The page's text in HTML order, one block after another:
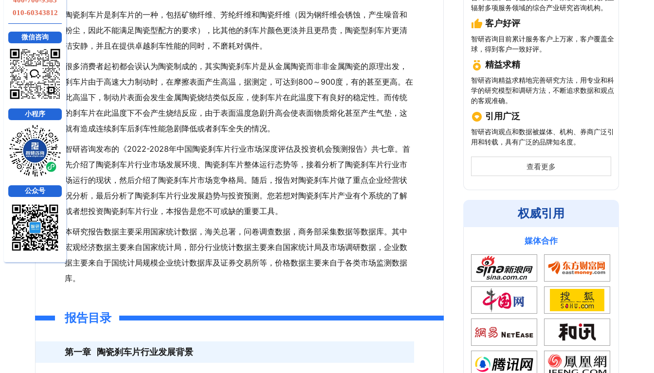
陶瓷刹车片是刹车片的一种，包括矿物纤维、芳纶纤维和陶瓷纤维（因为钢纤维会锈蚀，产生噪音和
粉尘，因此不能满足陶瓷型配方的要求），比其他的刹车片颜色更淡并且更昂贵，陶瓷型刹车片更清
洁安静，并且在提供卓越刹车性能的同时，不磨耗对偶件。
很多消费者起初都会误认为陶瓷制成的，其实陶瓷刹车片是从金属陶瓷而非非金属陶瓷的原理出发，
刹车片由于高速大力制动时，在摩擦表面产生高温，据测定，可达到800～900度，有的甚至更高。在
此高温下，制动片表面会发生金属陶瓷烧结类似反应，使刹车片在此温度下有良好的稳定性。而传统
的刹车片在此温度下不会产生烧结反应，由于表面温度急剧升高会使表面物质熔化甚至产生气垫，这
就有造成连续刹车后刹车性能急剧降低或者刹车全失的情况。
智研咨询发布的《2022-2028年中国陶瓷刹车片行业市场深度评估及投资机会预测报告》共七章。首
先介绍了陶瓷刹车片行业市场发展环境、陶瓷刹车片整体运行态势等，接着分析了陶瓷刹车片行业市
场运行的现状，然后介绍了陶瓷刹车片市场竞争格局。随后，报告对陶瓷刹车片做了重点企业经营状
况分析，最后分析了陶瓷刹车片行业发展趋势与投资预测。您若想对陶瓷刹车片产业有个系统的了解
或者想投资陶瓷刹车片行业，本报告是您不可或缺的重要工具。
本研究报告数据主要采用国家统计数据，海关总署，问卷调查数据，商务部采集数据等数据库。其中
宏观经济数据主要来自国家统计局，部分行业统计数据主要来自国家统计局及市场调研数据，企业数
据主要来自于国统计局规模企业统计数据库及证券交易所等，价格数据主要来自于各类市场监测数据
库。
报告目录
第一章 陶瓷刹车片行业发展背景
辐射多项服务领域的综合产业研究咨询机构。
客户好评
智研咨询目前累计服务客户上万家，客户覆盖全
球，得到客户一致好评。
精益求精
智研咨询精益求精地完善研究方法，用专业和科
学的研究模型和调研方法，不断追求数据和观点
的客观准确。
引用广泛
智研咨询观点和数据被媒体、机构、券商广泛引
用和转载，具有广泛的品牌知名度。
查看更多
权威引用
媒体合作
010-60343812
微信咨询
小程序
公众号